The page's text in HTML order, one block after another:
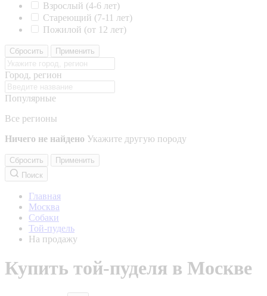
Взрослый (4-6 лет)
Стареющий (7-11 лет)
Пожилой (от 12 лет)
Сбросить Применить
Город, регион
Популярные
Все регионы
Ничего не найдено Укажите другую породу
Сбросить
Применить
Поиск
Главная
Москва
Собаки
Той-пудель
На продажу
Купить той-пуделя в Москве